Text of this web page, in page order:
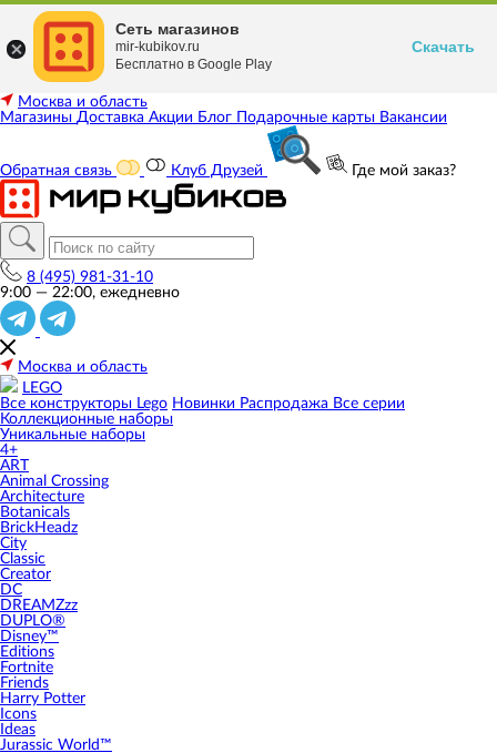
Москва и область
Магазины Доставка Акции Блог Подарочные карты Вакансии
Обратная связь Клуб Друзей Где мой заказ?
8 (495) 981-31-10
9:00 — 22:00, ежедневно
Москва и область
LEGO
Все конструкторы Lego Новинки Распродажа Все серии
Коллекционные наборы
Уникальные наборы
4+
ART
Animal Crossing
Architecture
Botanicals
BrickHeadz
City
Classic
Creator
DC
DREAMZzz
DUPLO®
Disney™
Editions
Fortnite
Friends
Harry Potter
Icons
Ideas
Jurassic World™
Сеть магазинов
mir-kubikov.ru
Бесплатно в Google Play
Скачать